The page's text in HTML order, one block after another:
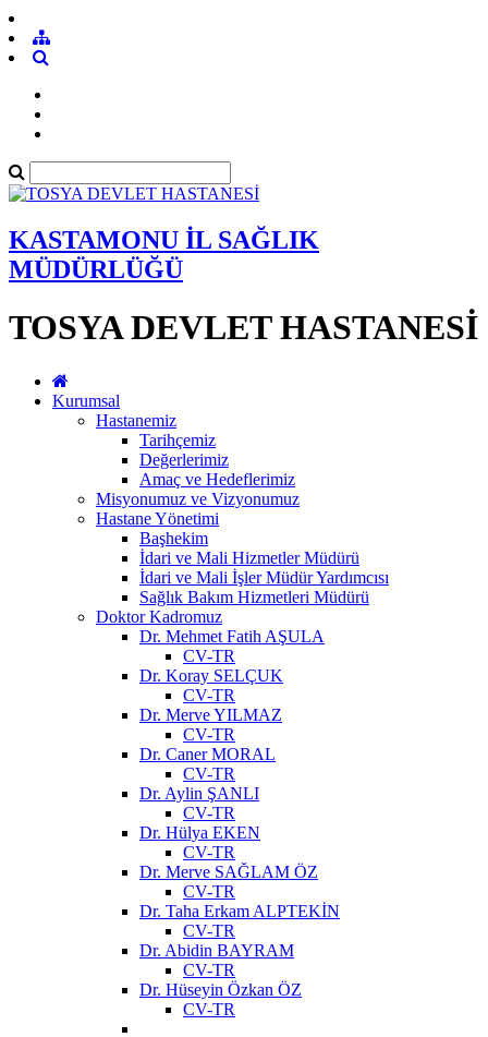
KASTAMONU İL SAĞLIK
MÜDÜRLÜĞÜ
TOSYA DEVLET HASTANESİ
Kurumsal
Hastanemiz
Tarihçemiz
Değerlerimiz
Amaç ve Hedeflerimiz
Misyonumuz ve Vizyonumuz
Hastane Yönetimi
Başhekim
İdari ve Mali Hizmetler Müdürü
İdari ve Mali İşler Müdür Yardımcısı
Sağlık Bakım Hizmetleri Müdürü
Doktor Kadromuz
Dr. Mehmet Fatih AŞULA
CV-TR
Dr. Koray SELÇUK
CV-TR
Dr. Merve YILMAZ
CV-TR
Dr. Caner MORAL
CV-TR
Dr. Aylin ŞANLI
CV-TR
Dr. Hülya EKEN
CV-TR
Dr. Merve SAĞLAM ÖZ
CV-TR
Dr. Taha Erkam ALPTEKİN
CV-TR
Dr. Abidin BAYRAM
CV-TR
Dr. Hüseyin Özkan ÖZ
CV-TR